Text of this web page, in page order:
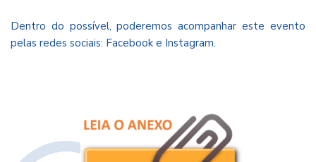
Dentro do possível, poderemos acompanhar este evento
pelas redes sociais: Facebook e Instagram.